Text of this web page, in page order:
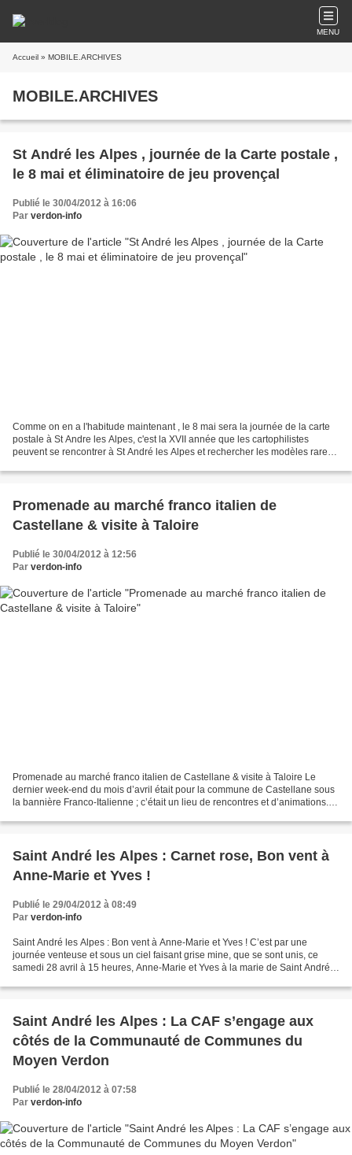
MENU
Accueil » MOBILE.ARCHIVES
MOBILE.ARCHIVES
St André les Alpes , journée de la Carte postale ,
le 8 mai et éliminatoire de jeu provençal
Publié le 30/04/2012 à 16:06
Par verdon-info
Comme on en a l'habitude maintenant , le 8 mai sera la journée de la carte
postale à St Andre les Alpes, c'est la XVII année que les cartophilistes
peuvent se rencontrer à St André les Alpes et rechercher les modèles rares.
Promenade au marché franco italien de
Castellane & visite à Taloire
Publié le 30/04/2012 à 12:56
Par verdon-info
Promenade au marché franco italien de Castellane & visite à Taloire Le
dernier week-end du mois d’avril était pour la commune de Castellane sous
la bannière Franco-Italienne ; c’était un lieu de rencontres et d’animations.
Saint André les Alpes : Carnet rose, Bon vent à
Anne-Marie et Yves !
Publié le 29/04/2012 à 08:49
Par verdon-info
Saint André les Alpes : Bon vent à Anne-Marie et Yves ! C’est par une
journée venteuse et sous un ciel faisant grise mine, que se sont unis, ce
samedi 28 avril à 15 heures, Anne-Marie et Yves à la marie de Saint André
Saint André les Alpes : La CAF s’engage aux
côtés de la Communauté de Communes du
Moyen Verdon
Publié le 28/04/2012 à 07:58
Par verdon-info